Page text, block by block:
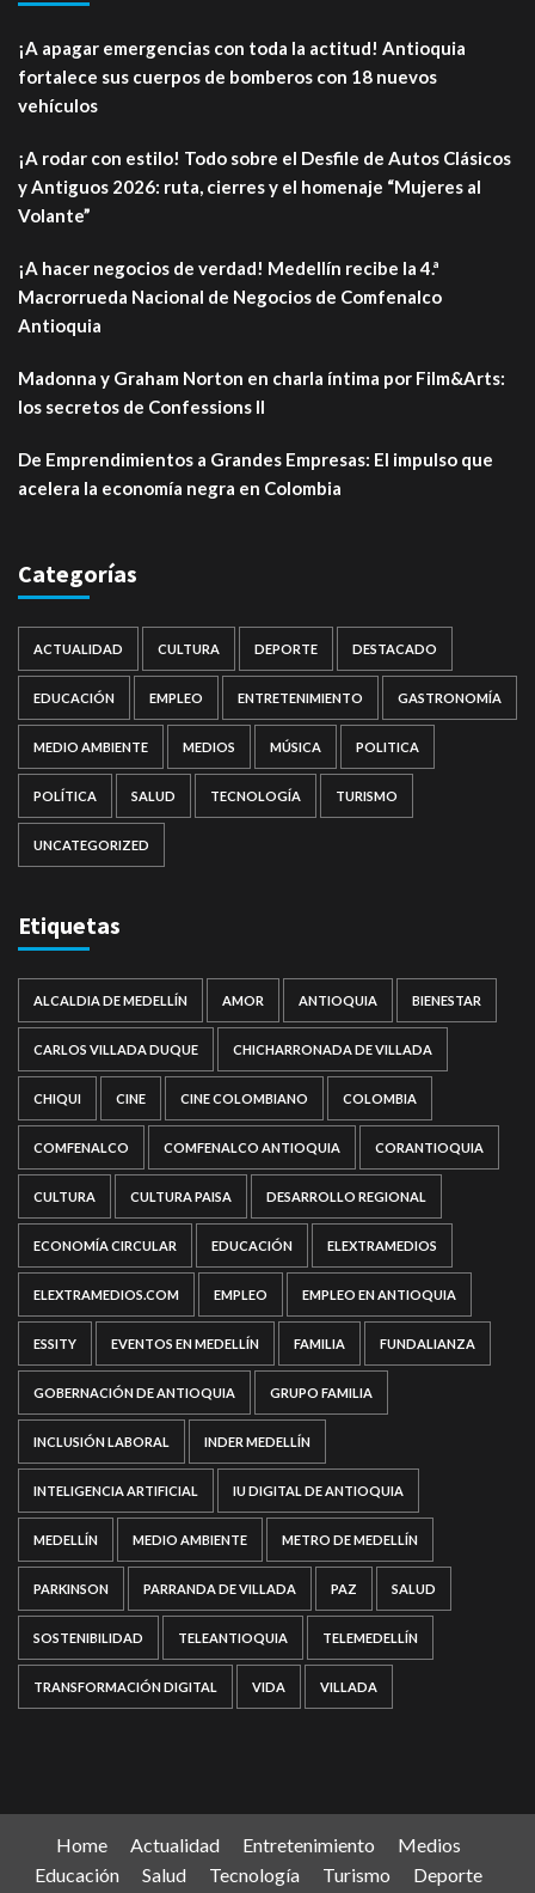
¡A apagar emergencias con toda la actitud! Antioquia
fortalece sus cuerpos de bomberos con 18 nuevos
vehículos
¡A rodar con estilo! Todo sobre el Desfile de Autos Clásicos
y Antiguos 2026: ruta, cierres y el homenaje “Mujeres al
Volante”
¡A hacer negocios de verdad! Medellín recibe la 4.ª
Macrorrueda Nacional de Negocios de Comfenalco
Antioquia
Madonna y Graham Norton en charla íntima por Film&Arts:
los secretos de Confessions II
De Emprendimientos a Grandes Empresas: El impulso que
acelera la economía negra en Colombia
Categorías
ACTUALIDAD CULTURA DEPORTE DESTACADO
EDUCACIÓN EMPLEO ENTRETENIMIENTO GASTRONOMÍA
MEDIO AMBIENTE MEDIOS MÚSICA POLITICA
POLÍTICA SALUD TECNOLOGÍA TURISMO
UNCATEGORIZED
Etiquetas
ALCALDIA DE MEDELLÍN AMOR ANTIOQUIA BIENESTAR
CARLOS VILLADA DUQUE CHICHARRONADA DE VILLADA
CHIQUI CINE CINE COLOMBIANO COLOMBIA
COMFENALCO COMFENALCO ANTIOQUIA CORANTIOQUIA
CULTURA CULTURA PAISA DESARROLLO REGIONAL
ECONOMÍA CIRCULAR EDUCACIÓN ELEXTRAMEDIOS
ELEXTRAMEDIOS.COM EMPLEO EMPLEO EN ANTIOQUIA
ESSITY EVENTOS EN MEDELLÍN FAMILIA FUNDALIANZA
GOBERNACIÓN DE ANTIOQUIA GRUPO FAMILIA
INCLUSIÓN LABORAL INDER MEDELLÍN
INTELIGENCIA ARTIFICIAL IU DIGITAL DE ANTIOQUIA
MEDELLÍN MEDIO AMBIENTE METRO DE MEDELLÍN
PARKINSON PARRANDA DE VILLADA PAZ SALUD
SOSTENIBILIDAD TELEANTIOQUIA TELEMEDELLÍN
TRANSFORMACIÓN DIGITAL VIDA VILLADA
Home Actualidad Entretenimiento
Medios
Educación
Salud Tecnología Turismo
Deporte